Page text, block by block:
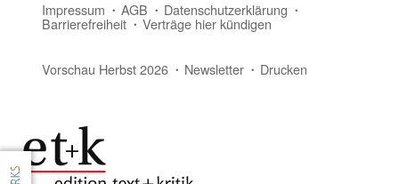
Impressum AGB Datenschutzerklärung
Barrierefreiheit Verträge hier kündigen
Vorschau Herbst 2026 Newsletter Drucken